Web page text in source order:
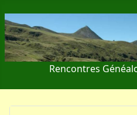
Rencontres